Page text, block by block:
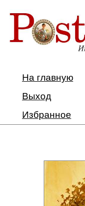
На главную
Выход
Избранное